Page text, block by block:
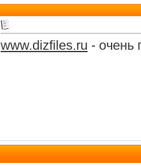
www.dizfiles.ru - очень